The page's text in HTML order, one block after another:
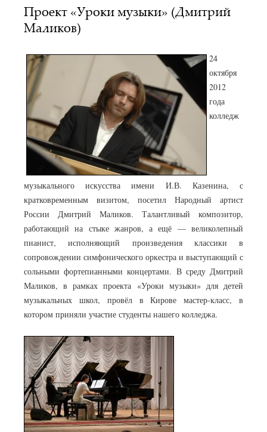
Проект «Уроки музыки» (Дмитрий
Маликов)
24
октября
2012
года
колледж
музыкального искусства имени И.В. Казенина, с
кратковременным визитом, посетил Народный артист
России Дмитрий Маликов. Талантливый композитор,
работающий на стыке жанров, а ещё — великолепный
пианист, исполняющий произведения классики в
сопровождении симфонического оркестра и выступающий с
сольными фортепианными концертами. В среду Дмитрий
Маликов, в рамках проекта «Уроки музыки» для детей
музыкальных школ, провёл в Кирове мастер-класс, в
котором приняли участие студенты нашего колледжа.